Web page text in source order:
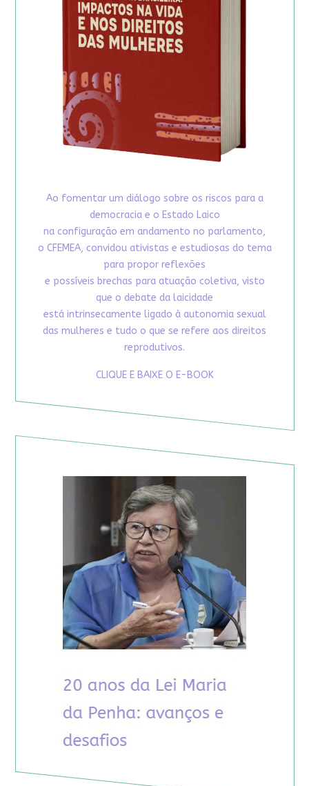
Ao fomentar um diálogo sobre os riscos para a
democracia e o Estado Laico
na configuração em andamento no parlamento,
o CFEMEA, convidou ativistas e estudiosas do tema
para propor reflexões
e possíveis brechas para atuação coletiva, visto
que o debate da laicidade
está intrinsecamente ligado à autonomia sexual
das mulheres e tudo o que se refere aos direitos
reprodutivos.
CLIQUE E BAIXE O E-BOOK